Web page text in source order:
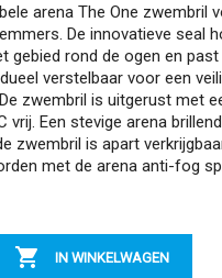
arena The One zwembril
De innovatieve seal
gebied rond de ogen en
verstelbaar voor een
zwembril is uitgerust met
vrij. Een stevige arena
zwembril is apart
met de arena anti-fog
 IN WINKELWAGEN